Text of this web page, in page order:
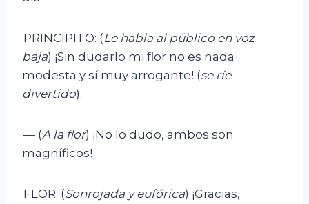
PRINCIPITO: (Le habla al público en voz
baja) ¡Sin dudarlo mi flor no es nada
modesta y sí muy arrogante! (se ríe
divertido).
— (A la flor) ¡No lo dudo, ambos son
magníficos!
FLOR: (Sonrojada y eufórica) ¡Gracias,